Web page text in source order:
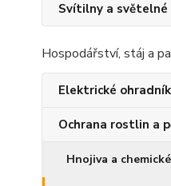
Svítilny a světelné
Hospodářství, stáj a
Elektrické
Ochrana rostlin a
Hnojiva a